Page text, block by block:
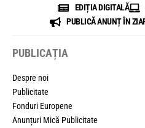
EDIȚIA DIGITALĂ
PUBLICĂ ANUNȚ ÎN
PUBLICAȚIA
Despre noi
Publicitate
Fonduri Europene
Anunțuri Mică Publicitate